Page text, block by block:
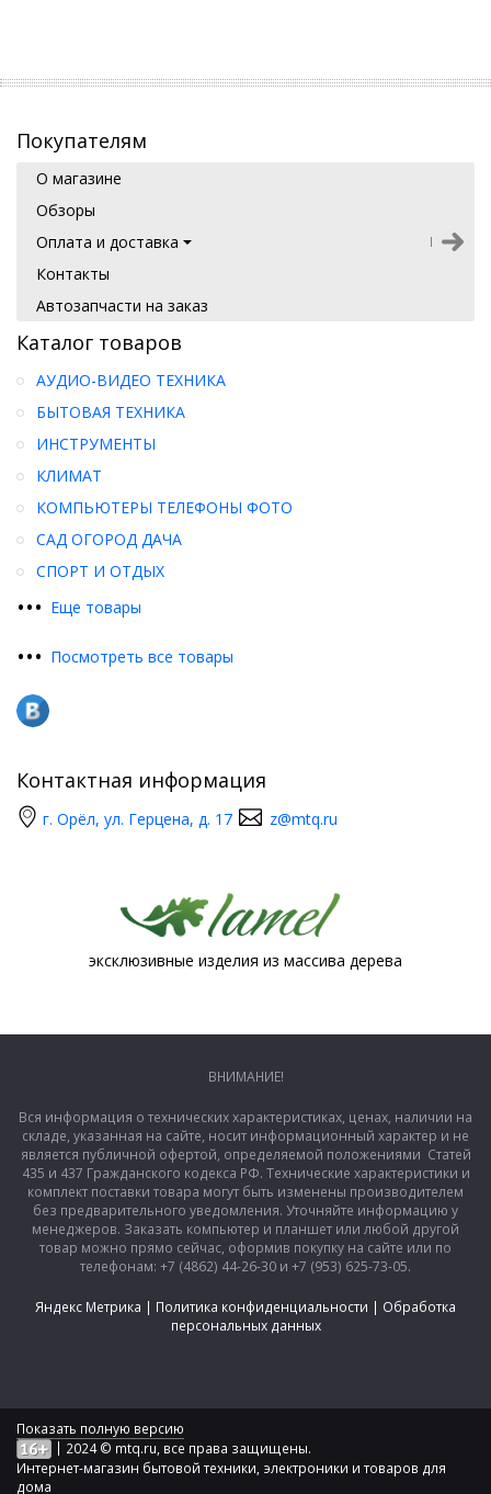
Покупателям
О магазине
Обзоры
Оплата и доставка
Контакты
Автозапчасти на заказ
Каталог товаров
••• Еще товары
АУДИО-ВИДЕО ТЕХНИКА
БЫТОВАЯ ТЕХНИКА
ИНСТРУМЕНТЫ
КЛИМАТ
КОМПЬЮТЕРЫ ТЕЛЕФОНЫ ФОТО
САД ОГОРОД ДАЧА
СПОРТ И ОТДЫХ
••• Посмотреть все товары
Контактная информация
г. Орёл, ул. Герцена, д. 17 z@mtq.ru
эксклюзивные изделия из массива дерева
ВНИМАНИЕ!
Вся информация о технических характеристиках, ценах, наличии на
складе, указанная на сайте, носит информационный характер и не
является публичной офертой, определяемой положениями Статей
435 и 437 Гражданского кодекса РФ. Технические характеристики и
комплект поставки товара могут быть изменены производителем
без предварительного уведомления. Уточняйте информацию у
менеджеров. Заказать компьютер и планшет или любой другой
товар можно прямо сейчас, оформив покупку на сайте или по
телефонам: +7 (4862) 44-26-30 и +7 (953) 625-73-05.
Яндекс Метрика | Политика конфиденциальности | Обработка
персональных данных
Показать полную версию
| 2024 © mtq.ru, все права защищены.
Интернет-магазин бытовой техники, электроники и товаров для
дома